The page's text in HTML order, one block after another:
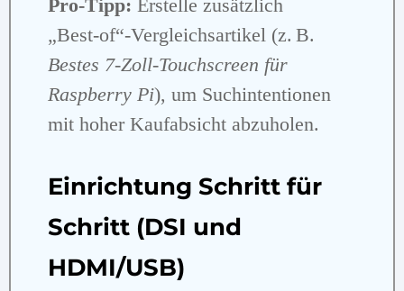
Pro‑Tipp: Erstelle zusätzlich
„Best‑of“‑Vergleichsartikel (z. B.
Bestes 7‑Zoll‑Touchscreen für
Raspberry Pi), um Suchintentionen
mit hoher Kaufabsicht abzuholen.
Einrichtung Schritt für
Schritt (DSI und
HDMI/USB)